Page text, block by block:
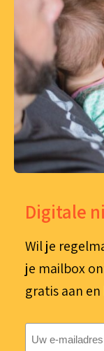
Digitale
Wil je
je mailbox
gratis aan